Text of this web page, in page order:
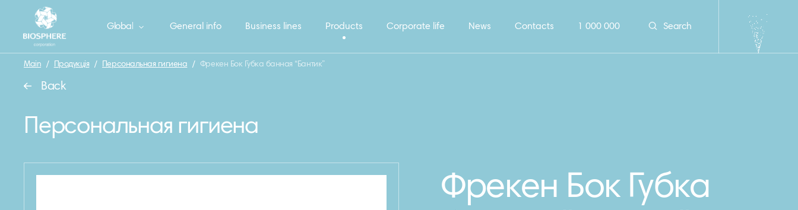
General info Business lines Products Corporate life News Contacts 1 000 000 Search
Global
Main / Продукція / Персональная гигиена / Фрекен Бок Губка банная “Бантик”
Back
Персональная гигиена
Фрекен Бок Губка